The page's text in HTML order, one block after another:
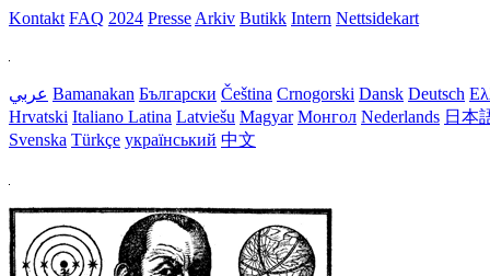
Kontakt FAQ 2024 Presse Arkiv Butikk Intern Nettsidekart
عربي Bamanakan Български Čeština Crnogorski Dansk Deutsch
Hrvatski Italiano Latina Latviešu Magyar Монгол Nederlands 日本
Svenska Türkçe український 中文